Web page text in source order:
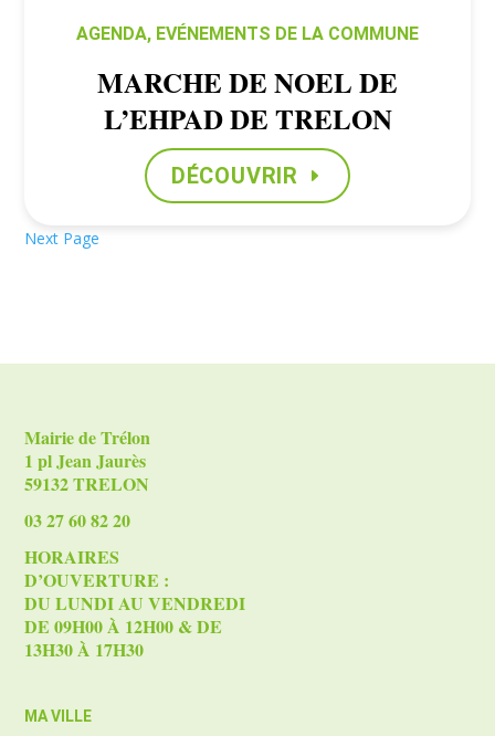
AGENDA, EVÉNEMENTS DE LA COMMUNE
MARCHE DE NOEL DE
L’EHPAD DE TRELON
DÉCOUVRIR
Next Page
posts.
Mairie de Trélon
1 pl Jean Jaurès
59132 TRELON
03 27 60 82 20
HORAIRES
D’OUVERTURE :
DU LUNDI AU VENDREDI
DE 09H00 À 12H00 & DE
13H30 À 17H30
MA VILLE